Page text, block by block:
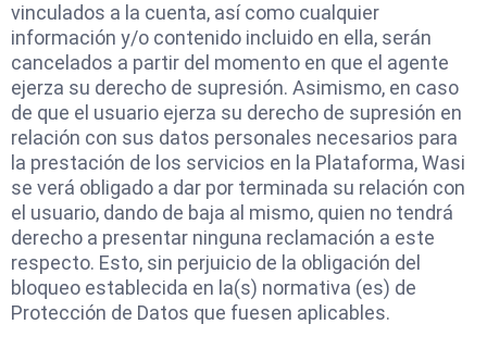
vinculados a la cuenta, así como cualquier
información y/o contenido incluido en ella, serán
cancelados a partir del momento en que el agente
ejerza su derecho de supresión. Asimismo, en caso
de que el usuario ejerza su derecho de supresión en
relación con sus datos personales necesarios para
la prestación de los servicios en la Plataforma, Wasi
se verá obligado a dar por terminada su relación con
el usuario, dando de baja al mismo, quien no tendrá
derecho a presentar ninguna reclamación a este
respecto. Esto, sin perjuicio de la obligación del
bloqueo establecida en la(s) normativa (es) de
Protección de Datos que fuesen aplicables.